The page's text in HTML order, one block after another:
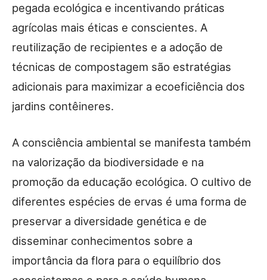
pegada ecológica e incentivando práticas
agrícolas mais éticas e conscientes. A
reutilização de recipientes e a adoção de
técnicas de compostagem são estratégias
adicionais para maximizar a ecoeficiência dos
jardins contêineres.
A consciência ambiental se manifesta também
na valorização da biodiversidade e na
promoção da educação ecológica. O cultivo de
diferentes espécies de ervas é uma forma de
preservar a diversidade genética e de
disseminar conhecimentos sobre a
importância da flora para o equilíbrio dos